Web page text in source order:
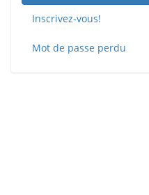
Inscrivez-vous!
Mot de passe perdu